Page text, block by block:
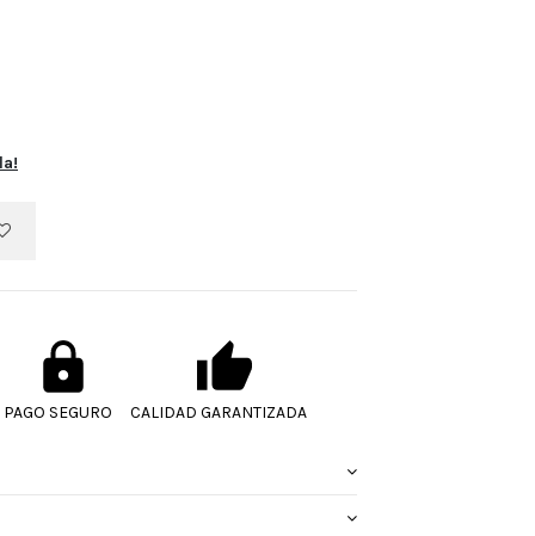
PAGO SEGURO CALIDAD GARANTIZADA